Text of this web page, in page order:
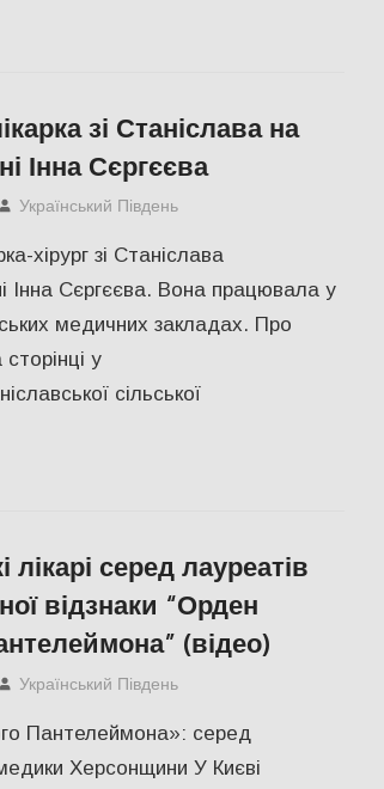
зі Станіслава на
Інна Сєргєєва
Український Південь
хірург зі Станіслава
Інна Сєргєєва. Вона працювала у
медичних закладах. Про
у
сільської
лікарі серед лауреатів
відзнаки “Орден
(відео)
Український Південь
Пантелеймона»: серед
Херсонщини У Києві